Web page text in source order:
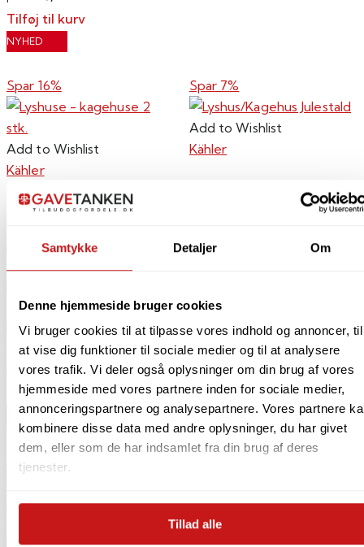
Samtykke Detaljer Om
Denne hjemmeside bruger cookies
Vi bruger cookies til at tilpasse vores indhold og annoncer, til
at vise dig funktioner til sociale medier og til at analysere
vores trafik. Vi deler også oplysninger om din brug af vores
hjemmeside med vores partnere inden for sociale medier,
annonceringspartnere og analysepartnere. Vores partnere
kombinere disse data med andre oplysninger, du har givet
dem, eller som de har indsamlet fra din brug af deres
tjenester.
Tillad alle
Tilføj til kurv
NYHED
varesiden
Spar 16%
Add to Wishlist
Kähler
Lyshuse –
kagehuse
2 stk.
Vejl. pris448,00kr.Din
pris375,00kr.
Tilføj til kurv
NYHED
Spar 7%
Add to Wishlist
Kähler
Lyshus/
Julestald
pris279,00
Tilføj til kurv
NYHED
Spar 4%
Kähler
Add to Wishlist
Black & Decker